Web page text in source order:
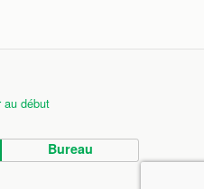
au début
Bureau